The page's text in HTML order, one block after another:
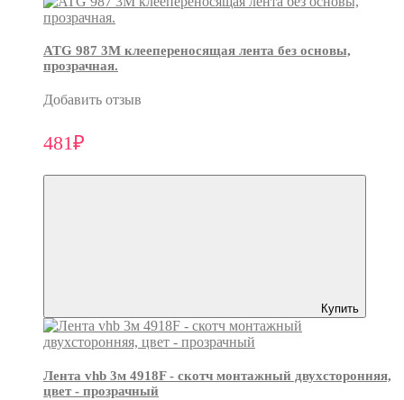
ATG 987 3М клеепереносящая лента без основы,
прозрачная.
Добавить отзыв
481₽
Купить
Лента vhb 3м 4918F - скотч монтажный двухсторонняя,
цвет - прозрачный